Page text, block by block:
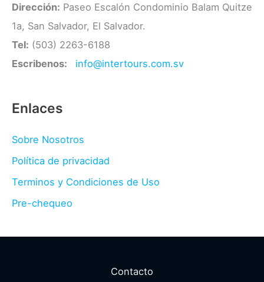
Dirección: Paseo Escalón Condominio Balam Quitze
1a, San Salvador, El Salvador.
Tel: (503) 2263-6188
Escribenos:
info@intertours.com.sv
Enlaces
Sobre Nosotros
Política de privacidad
Terminos y Condiciones de Uso
Pre-chequeo
Contacto